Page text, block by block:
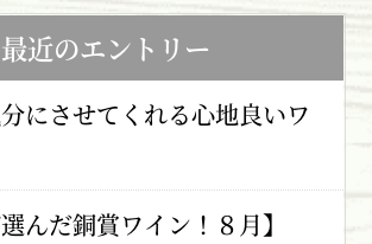
最近のエントリー
分にさせてくれる心地良いワ
んだ銅賞ワイン！８月】